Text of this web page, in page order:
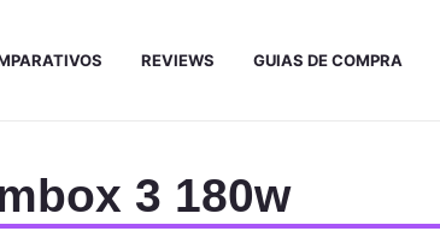
REVIEWS GUIAS DE COMPRA
3 180w